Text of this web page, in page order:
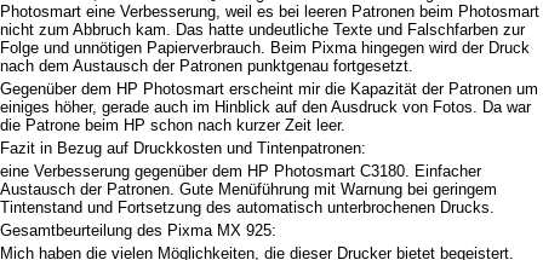
Photosmart eine Verbesserung, weil es bei leeren Patronen beim Photosmart
nicht zum Abbruch kam. Das hatte undeutliche Texte und Falschfarben zur
Folge und unnötigen Papierverbrauch. Beim Pixma hingegen wird der Druck
nach dem Austausch der Patronen punktgenau fortgesetzt.
Gegenüber dem HP Photosmart erscheint mir die Kapazität der Patronen um
einiges höher, gerade auch im Hinblick auf den Ausdruck von Fotos. Da war
die Patrone beim HP schon nach kurzer Zeit leer.
Fazit in Bezug auf Druckkosten und Tintenpatronen:
eine Verbesserung gegenüber dem HP Photosmart C3180. Einfacher
Austausch der Patronen. Gute Menüführung mit Warnung bei geringem
Tintenstand und Fortsetzung des automatisch unterbrochenen Drucks.
Gesamtbeurteilung des Pixma MX 925:
Mich haben die vielen Möglichkeiten, die dieser Drucker bietet begeistert.